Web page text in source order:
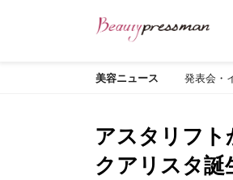
美容ニュース 発表会・
アスタリフ
クアリスタ誕